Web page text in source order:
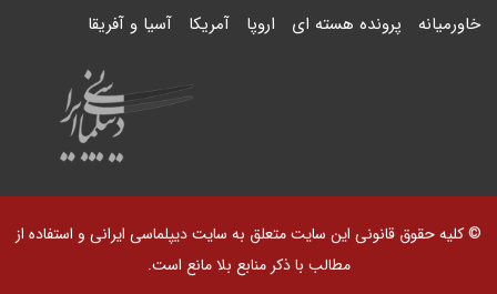
خاورمیانه پرونده هسته ای اروپا آمریکا آسیا و آفریقا
© کلیه حقوق قانونی این سایت متعلق به سایت دیپلماسی ایرانی و استفاده از
مطالب با ذکر منابع بلا مانع است.